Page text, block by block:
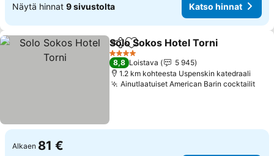
Näytä hinnat 9 sivustolta Katso hinnat
Jaa Lisää suosikkeihin
Solo Sokos Hotel Torni
4 Tähtiluokitus
8,8 Loistava
5 945
1.2 km kohteesta Uspenskin katedraali
Ainutlaatuiset American Barin cocktailit
Alkaen 81 €